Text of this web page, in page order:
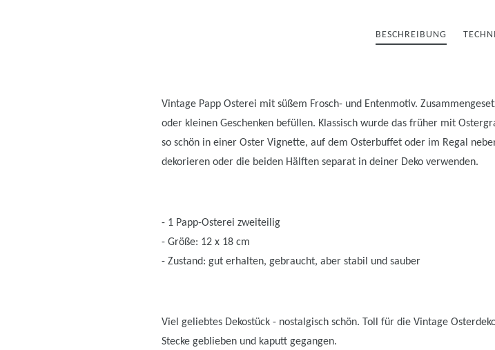
BESCHREIBUNG
Vintage Papp Osterei mit süßem Frosch- und Entenmotiv.
oder kleinen Geschenken befüllen. Klassisch wurde das früher mit
so schön in einer Oster Vignette, auf dem Osterbuffet oder im Regal
dekorieren oder die beiden Hälften separat in deiner Deko verwenden.
- 1 Papp-Osterei zweiteilig
- Größe: 12 x 18 cm
- Zustand: gut erhalten, gebraucht, aber stabil und sauber
Viel geliebtes Dekostück - nostalgisch schön. Toll für die Vintage
Stecke geblieben und kaputt gegangen.